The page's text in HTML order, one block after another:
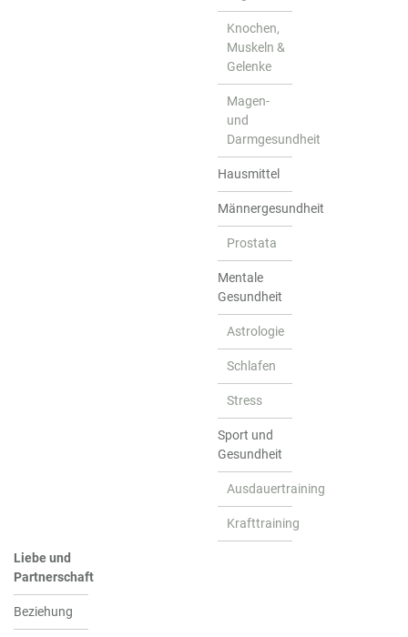
Knochen,
Muskeln &
Gelenke
Magen-
und
Darmgesundheit
Hausmittel
Männergesundheit
Prostata
Mentale
Gesundheit
Astrologie
Schlafen
Stress
Sport und
Gesundheit
Ausdauertraining
Krafttraining
Liebe und
Partnerschaft
Beziehung